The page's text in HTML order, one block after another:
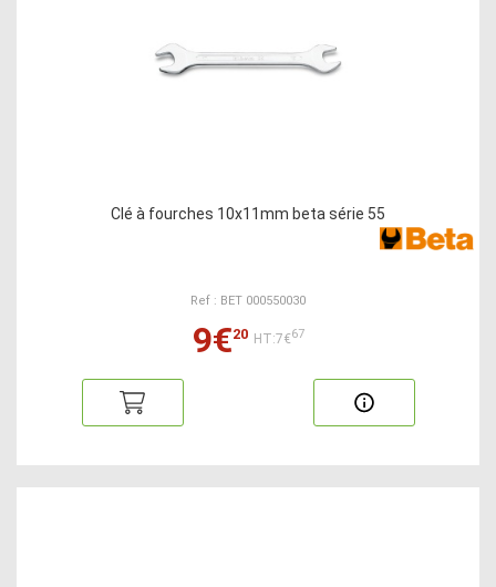
Clé à fourches 10x11mm beta série 55
Ref : BET 000550030
9€20 HT:7€67